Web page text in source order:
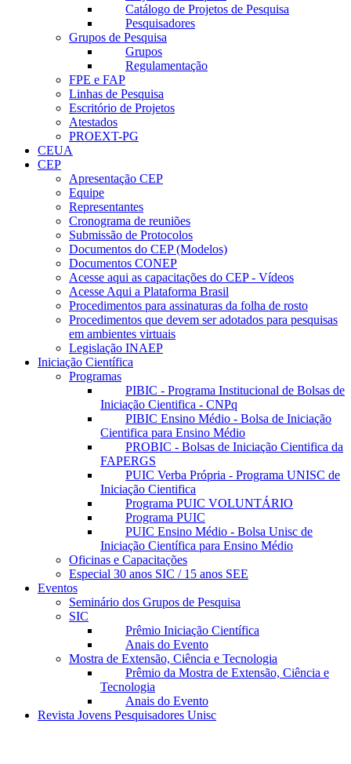
Catálogo de Projetos de Pesquisa
Pesquisadores
Grupos de Pesquisa
Grupos
Regulamentação
FPE e FAP
Linhas de Pesquisa
Escritório de Projetos
Atestados
PROEXT-PG
CEUA
CEP
Apresentação CEP
Equipe
Representantes
Cronograma de reuniões
Submissão de Protocolos
Documentos do CEP (Modelos)
Documentos CONEP
Acesse aqui as capacitações do CEP - Vídeos
Acesse Aqui a Plataforma Brasil
Procedimentos para assinaturas da folha de rosto
Procedimentos que devem ser adotados para pesquisas
em ambientes virtuais
Legislação INAEP
Iniciação Científica
Programas
PIBIC - Programa Institucional de Bolsas de
Iniciação Cientifica - CNPq
PIBIC Ensino Médio - Bolsa de Iniciação
Cientifica para Ensino Médio
PROBIC - Bolsas de Iniciação Cientifica da
FAPERGS
PUIC Verba Própria - Programa UNISC de
Iniciação Cientifica
Programa PUIC VOLUNTÁRIO
Programa PUIC
PUIC Ensino Médio - Bolsa Unisc de
Iniciação Científica para Ensino Médio
Oficinas e Capacitações
Especial 30 anos SIC / 15 anos SEE
Eventos
Seminário dos Grupos de Pesquisa
SIC
Prêmio Iniciação Científica
Anais do Evento
Mostra de Extensão, Ciência e Tecnologia
Prêmio da Mostra de Extensão, Ciência e
Tecnologia
Anais do Evento
Revista Jovens Pesquisadores Unisc